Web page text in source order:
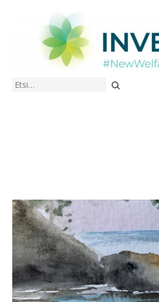
Etsi